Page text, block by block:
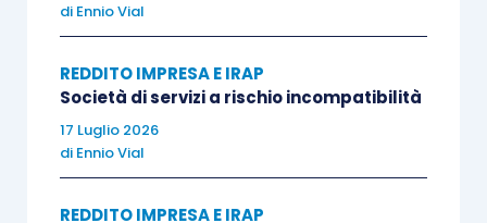
nelle dichiarazioni dei redditi per i periodi d’imposta
perdita
posto che il periodo d’imposta n-3 sia il
periodo di applicazione del regime di cassa, ai fini
dell’applicazione della disciplina sulle società in
di Ennio Vial
REDDITO IMPRESA E IRAP
Società di servizi a rischio incompatibilità
17 Luglio 2026
di Ennio Vial
REDDITO IMPRESA E IRAP